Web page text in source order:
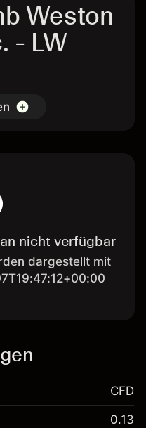
Weston
- LW
nicht verfügbar
dargestellt mit
CFD
0.13